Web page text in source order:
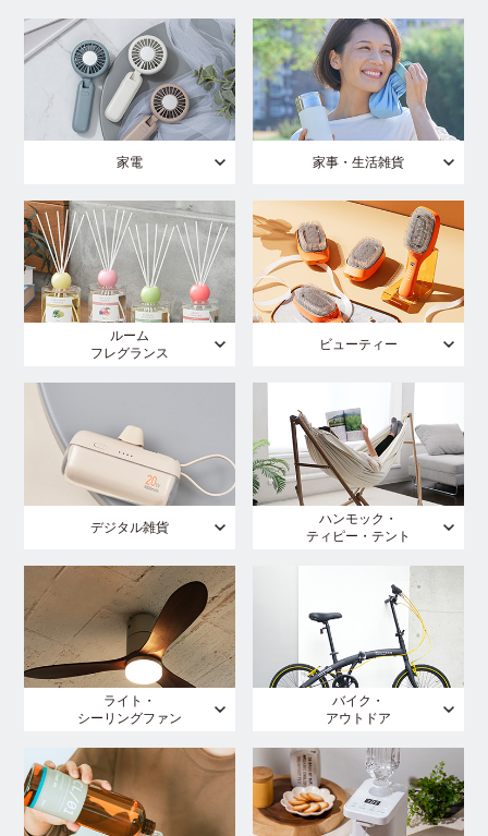
家電 家事・生活雑貨
ルーム
フレグランス
ビューティー
デジタル雑貨
ハンモック・
ティピー・テント
ライト・
シーリングファン
バイク・
アウトドア